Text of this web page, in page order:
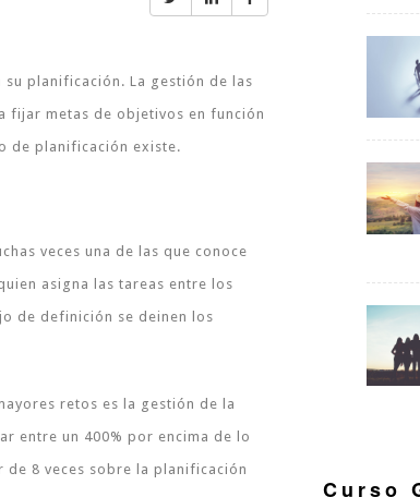
planificación. La gestión de las
fijar metas de objetivos en función
de planificación existe.
veces una de las que conoce
asigna las tareas entre los
de definición se deinen los
retos es la gestión de la
entre un 400% por encima de lo
8 veces sobre la planificación
Curso